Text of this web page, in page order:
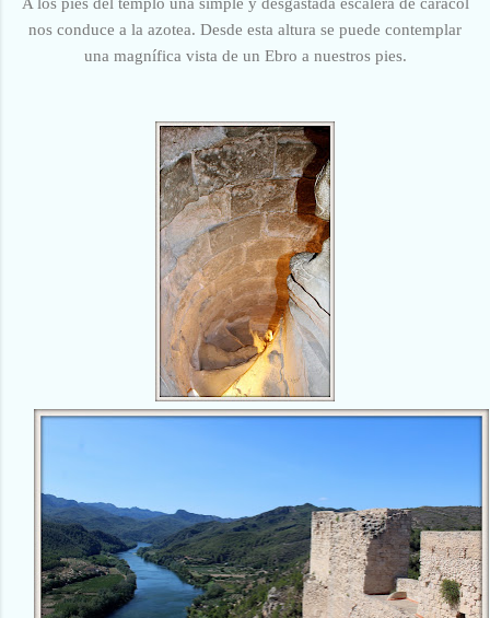
A los pies del templo una simple y desgastada escalera de caracol
nos conduce a la azotea. Desde esta altura se puede contemplar
una magnífica vista de un Ebro a nuestros pies.